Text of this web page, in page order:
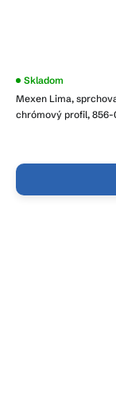
Mexen Lima,
chrómový profil, 856-
Skladom